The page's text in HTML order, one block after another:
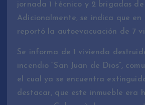
jornada 1 técnico y 2 brigadas
Adicionalmente, se indica que en
reportó la autoevacuación de 7
Se informa de 1 vivienda
incendio “San Juan de Dios”,
el cual ya se encuentra
destacar, que este inmueble era